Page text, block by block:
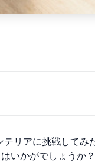
リアに挑戦して
いかがでしょうか？